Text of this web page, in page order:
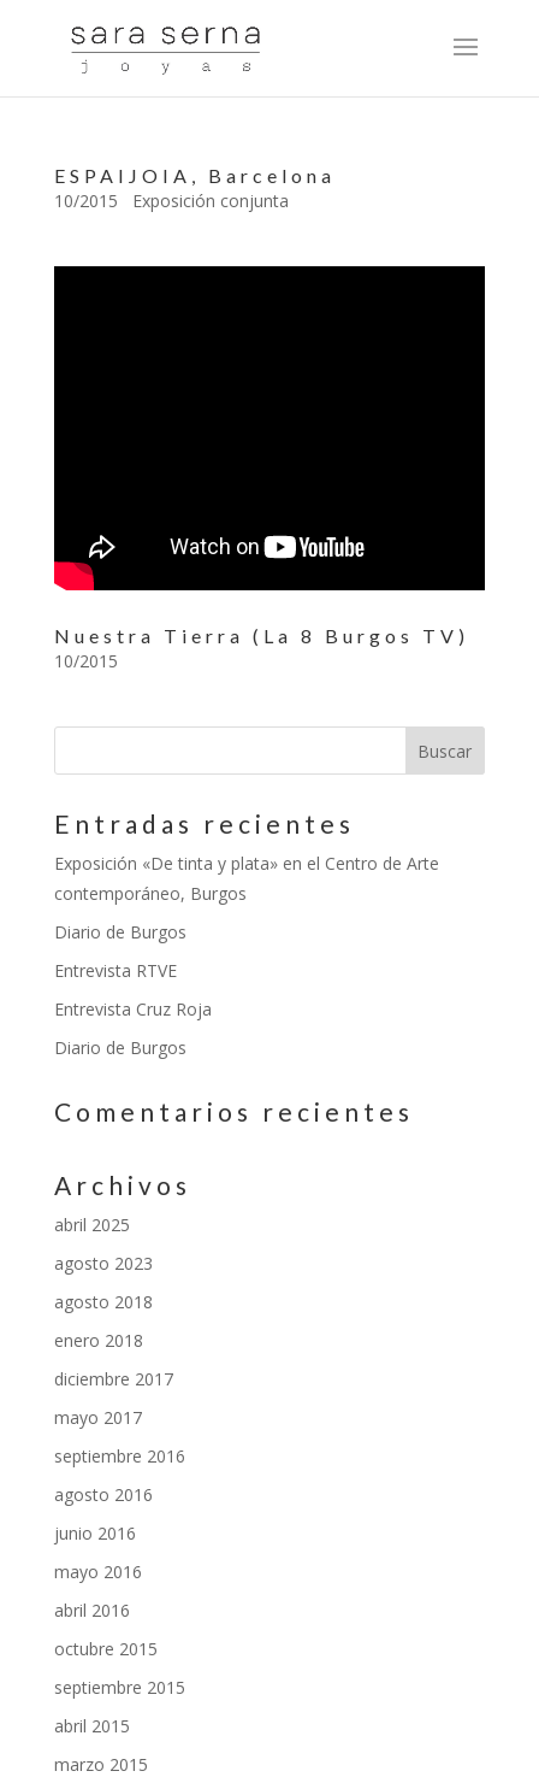
ESPAIJOIA, Barcelona
10/2015 Exposición conjunta
Nuestra Tierra (La 8 Burgos TV)
10/2015
Entradas recientes
Exposición «De tinta y plata» en el Centro de Arte
contemporáneo, Burgos
Diario de Burgos
Entrevista RTVE
Entrevista Cruz Roja
Diario de Burgos
Comentarios recientes
Archivos
abril 2025
agosto 2023
agosto 2018
enero 2018
diciembre 2017
mayo 2017
septiembre 2016
agosto 2016
junio 2016
mayo 2016
abril 2016
octubre 2015
septiembre 2015
abril 2015
marzo 2015